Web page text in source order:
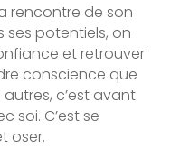
rencontre de son
ses potentiels, on
et retrouver
conscience que
c’est avant
soi. C’est se
oser.